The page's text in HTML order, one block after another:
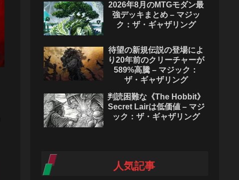
2026年8月のMTGモダン最
強デッキまとめ – マジッ
ク：ザ・ギャザリング
待望の新規伝説の登場によ
り20年前のクリーチャーが
589%高騰 – マジック：
ザ・ギャザリング
判読困難な《The Hobbit》
Secret Lairは低価値 – マジ
ック：ザ・ギャザリング
人気記事